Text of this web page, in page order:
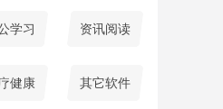
学习 资讯阅读
健康 其它软件